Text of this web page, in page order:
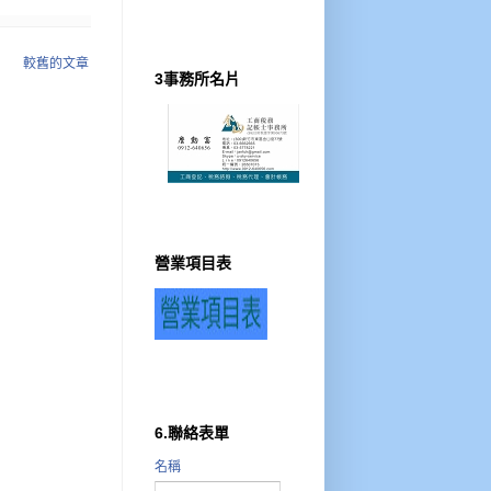
較舊的文章
3事務所名片
營業項目表
6.聯絡表單
名稱